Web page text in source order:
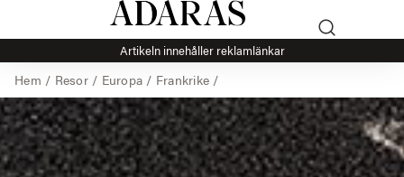
Artikeln innehåller reklamlänkar
Hem / Resor/ Europa / Frankrike /